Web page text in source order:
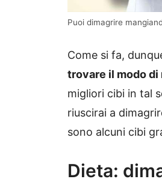
Puoi dimagrire
Come si fa,
trovare il modo di
migliori cibi in tal
riuscirai a
sono alcuni cibi
Dieta: